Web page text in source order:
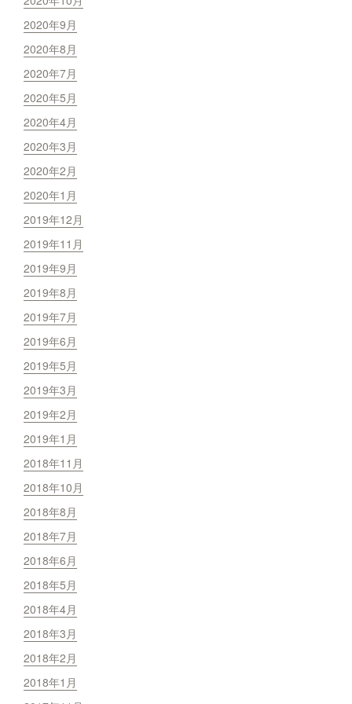
2020年9月
2020年8月
2020年7月
2020年5月
2020年4月
2020年3月
2020年2月
2020年1月
2019年12月
2019年11月
2019年9月
2019年8月
2019年7月
2019年6月
2019年5月
2019年3月
2019年2月
2019年1月
2018年11月
2018年10月
2018年8月
2018年7月
2018年6月
2018年5月
2018年4月
2018年3月
2018年2月
2018年1月